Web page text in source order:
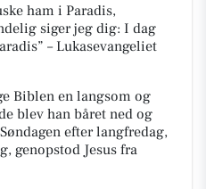
ham i Paradis,
siger jeg dig: I dag
– Lukasevangeliet
Biblen en langsom og
blev han båret ned og
efter langfredag,
genopstod Jesus fra